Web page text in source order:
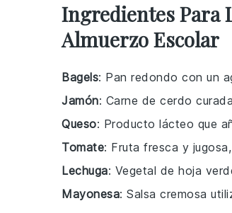
Ingredientes Para
Almuerzo Escolar
Bagels: Pan redondo con un
Jamón: Carne de cerdo
Queso: Producto lácteo que
Tomate: Fruta fresca y
Lechuga: Vegetal de hoja
Mayonesa: Salsa cremosa